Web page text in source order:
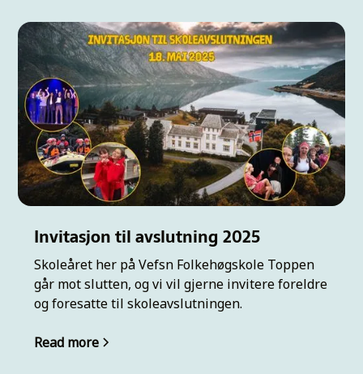
Invitasjon til avslutning 2025
Skoleåret her på Vefsn Folkehøgskole Toppen
går mot slutten, og vi vil gjerne invitere foreldre
og foresatte til skoleavslutningen.
Read more